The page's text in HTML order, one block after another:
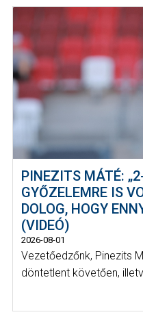
PINEZITS MÁTÉ:
GYŐZELEMRE IS
DOLOG, HOGY
(VIDEÓ)
2026-08-01
Vezetőedzőnk, Pinezits
döntetlent követően,